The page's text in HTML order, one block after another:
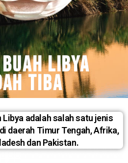
LIBYA
TIBA
Libya adalah salah satu jenis
daerah Timur Tengah, Afrika,
dan Pakistan.